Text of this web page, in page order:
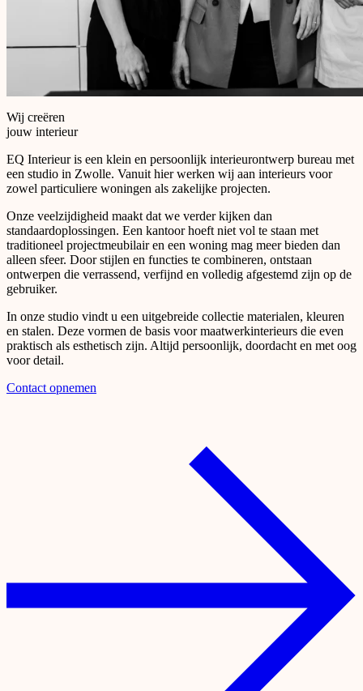
Wij creëren
jouw interieur
EQ Interieur is een klein en persoonlijk interieurontwerp bureau met
een studio in Zwolle. Vanuit hier werken wij aan interieurs voor
zowel particuliere woningen als zakelijke projecten.
Onze veelzijdigheid maakt dat we verder kijken dan
standaardoplossingen. Een kantoor hoeft niet vol te staan met
traditioneel projectmeubilair en een woning mag meer bieden dan
alleen sfeer. Door stijlen en functies te combineren, ontstaan
ontwerpen die verrassend, verfijnd en volledig afgestemd zijn op de
gebruiker.
In onze studio vindt u een uitgebreide collectie materialen, kleuren
en stalen. Deze vormen de basis voor maatwerkinterieurs die even
praktisch als esthetisch zijn. Altijd persoonlijk, doordacht en met oog
voor detail.
Contact opnemen